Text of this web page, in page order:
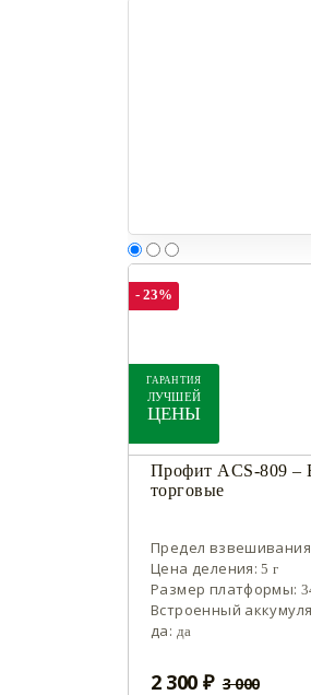
ГАРАНТИЯ
ЛУЧШЕЙ
ЦЕНЫ
- 23%
Профит ACS-809 –
торговые
Предел
Цена деления:5 г
Размер платформы:
Встроенный
да: да
2 300 ₽ 3 000